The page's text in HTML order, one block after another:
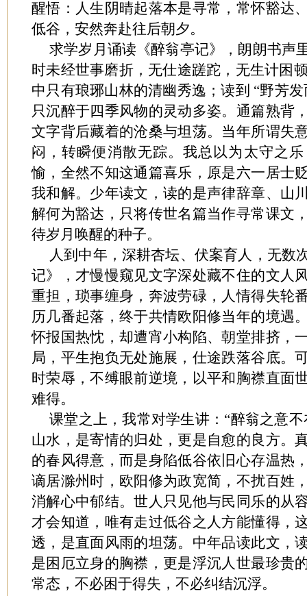
醒悟：人生阴晴起落本是寻常，常怀豁达
低谷，安然奔赴往后朝夕。
求学岁月诵读《醉翁亭记》，朗朗书声
时未经世事磨折，无仕途蹉跎，无生计困
中只有琅琊山林的清幽秀逸；读到 “野芳
只沉醉于四季风物的灵动多姿。通篇熟背
文字背后藏着的沧桑与坦荡。当年所谓失
闷，转瞬便消散无踪。我总以为太守之
愉，全然不知这通篇喜乐，原是六一居士
我和解。少年读文，读的是声律辞章、山
解何为豁达，只将传世名篇当作寻常课文
待岁月唤醒的种子。
人到中年，深耕杏坛、伏案育人，无数
记》，才慢慢窥见文字深处藏不住的文人
重担，琐事缠身，奔波劳碌，人情得失轮
历几番起落，终于共情欧阳修当年的境遇
怀报国热忱，却遭宵小构陷、朝堂排挤，
局，平生抱负无处施展，仕途跌落谷底。
时荣辱，不缚眼前逆境，以平和胸襟直面
难得。
课堂之上，我常对学生讲：“醉翁之意
山水，是寄情的归处，更是自愈的良方。
的春风得意，而是身陷低谷依旧心存温热
谪居滁州时，欧阳修为政宽简，不扰百姓
消解心中郁结。世人只见他与民同乐的从
才会知道，唯有走过低谷之人方能懂得，
透，是直面风雨的坦荡。中年品读此文，
是困厄立身的胸襟，更是浮沉人世最珍贵
常态，不必困于得失，不必纠结沉浮。